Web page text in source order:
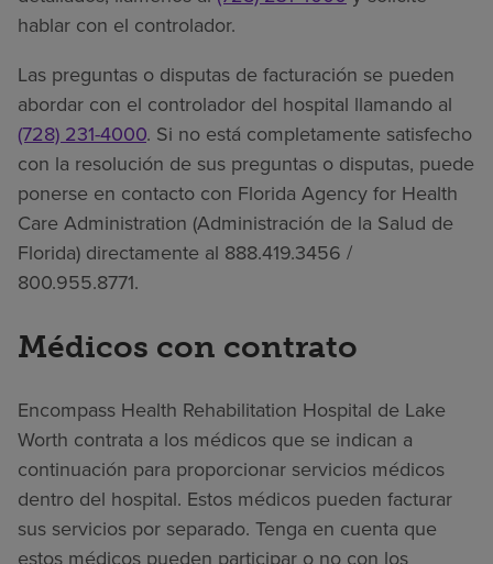
hablar con el controlador.
Las preguntas o disputas de facturación se pueden
abordar con el controlador del hospital llamando al
(728) 231-4000. Si no está completamente satisfecho
con la resolución de sus preguntas o disputas, puede
ponerse en contacto con Florida Agency for Health
Care Administration (Administración de la Salud de
Florida) directamente al 888.419.3456 /
800.955.8771.
Médicos con contrato
Encompass Health Rehabilitation Hospital de Lake
Worth contrata a los médicos que se indican a
continuación para proporcionar servicios médicos
dentro del hospital. Estos médicos pueden facturar
sus servicios por separado. Tenga en cuenta que